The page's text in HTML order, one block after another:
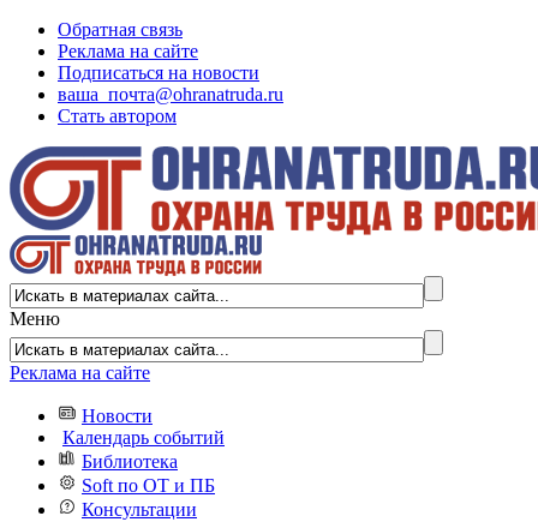
Обратная связь
Реклама на сайте
Подписаться на новости
ваша_почта@ohranatruda.ru
Стать автором
Меню
Реклама на сайте
Новости
Календарь событий
Библиотека
Soft по ОТ и ПБ
Консультации